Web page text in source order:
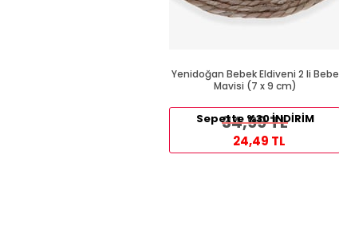
Yenidoğan Bebek Eldiveni 2 li Bebe
Mavisi (7 x 9 cm)
34,99 TL
Sepette %30 İNDİRİM
24,49 TL